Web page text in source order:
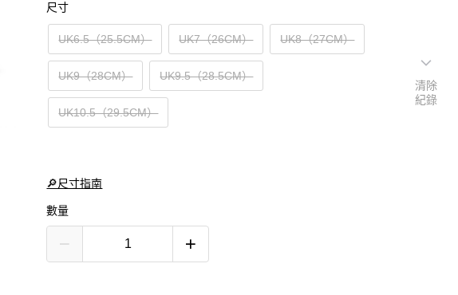
尺寸
UK6.5（25.5CM） UK7（26CM） UK8（27CM）
UK9（28CM） UK9.5（28.5CM）
UK10.5（29.5CM）
🔎尺寸指南
數量
清除
紀錄